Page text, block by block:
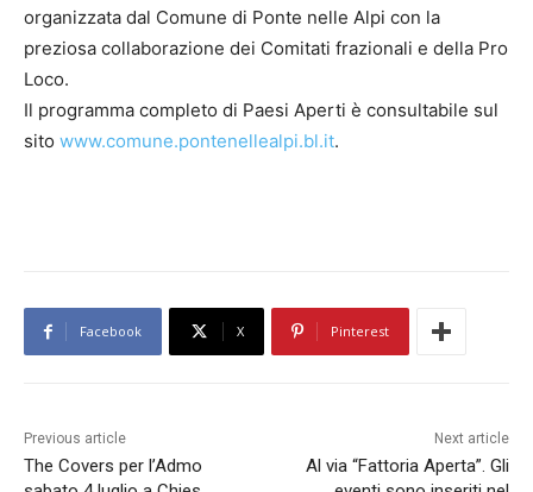
organizzata dal Comune di Ponte nelle Alpi con la
preziosa collaborazione dei Comitati frazionali e della Pro
Loco.
Il programma completo di Paesi Aperti è consultabile sul
sito www.comune.pontenellealpi.bl.it.
Facebook X Pinterest
Previous article
The Covers per l’Admo
Next article
Al via “Fattoria Aperta”. Gli